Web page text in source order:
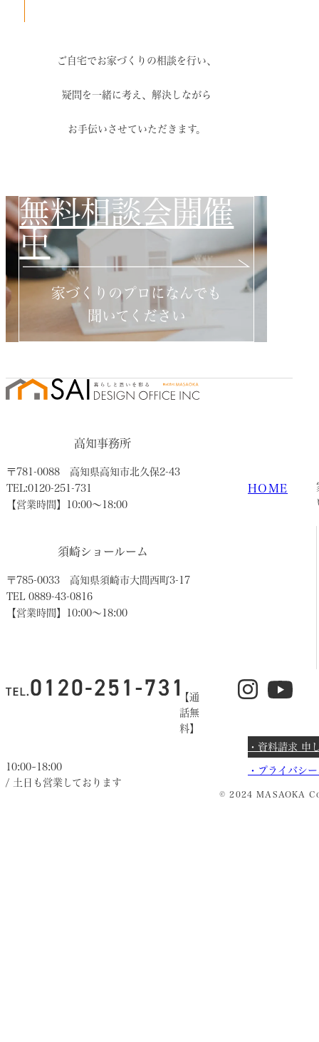
ご自宅でお家づくりの相談を行い、
疑問を一緒に考え、解決しながら
お手伝いさせていただきます。
無料相談会開催
中
家づくりのプロになんでも
聞いてください
高知事務所
〒781-0088 高知県高知市北久保2-43
TEL:0120-251-731
【営業時間】10:00〜18:00
須崎ショールーム
〒785-0033 高知県須崎市大間西町3-17
TEL 0889-43-0816
【営業時間】10:00〜18:00
【通
話無
料】
10:00~18:00
/ 土日も営業しております
HOME
・資料請求 申
・ プライバシ
© 2024 MASAOKA